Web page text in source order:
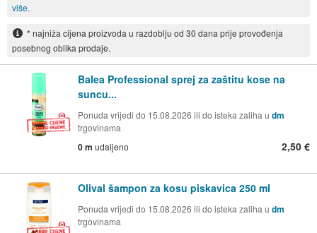
više.
* najniža cijena proizvoda u razdoblju od 30 dana prije provođenja
posebnog oblika prodaje.
Balea Professional sprej za zaštitu kose na
suncu...
Ponuda vrijedi do 15.08.2026 ili do isteka zaliha u dm
trgovinama
0 m udaljeno 2,50 €
Olival šampon za kosu piskavica 250 ml
Ponuda vrijedi do 15.08.2026 ili do isteka zaliha u dm
trgovinama